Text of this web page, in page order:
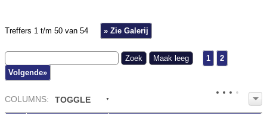
Treffers 1 t/m 50 van 54 » Zie Galerij
1
2
Volgende»
COLUMNS: TOGGLE